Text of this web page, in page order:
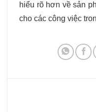
hiểu rõ hơn về sản
cho các công việc